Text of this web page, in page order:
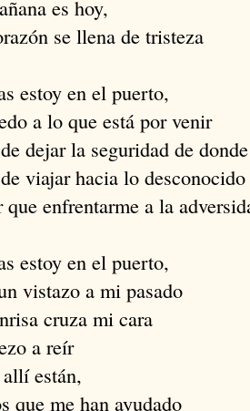
es hoy,
se llena de tristeza
estoy en el puerto,
a lo que está por venir
dejar la seguridad de
viajar hacia lo desconocido
enfrentarme a la
estoy en el puerto,
vistazo a mi pasado
cruza mi cara
a reír
están,
que me han ayudado